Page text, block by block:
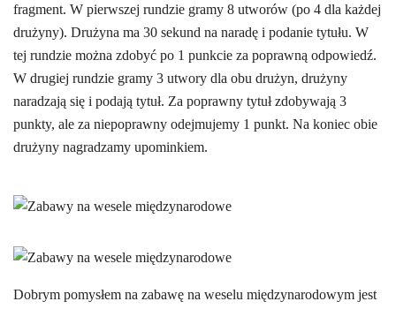
fragment. W pierwszej rundzie gramy 8 utworów (po 4 dla każdej
drużyny). Drużyna ma 30 sekund na naradę i podanie tytułu. W
tej rundzie można zdobyć po 1 punkcie za poprawną odpowiedź.
W drugiej rundzie gramy 3 utwory dla obu drużyn, drużyny
naradzają się i podają tytuł. Za poprawny tytuł zdobywają 3
punkty, ale za niepoprawny odejmujemy 1 punkt. Na koniec obie
drużyny nagradzamy upominkiem.
Dobrym pomysłem na zabawę na weselu międzynarodowym jest